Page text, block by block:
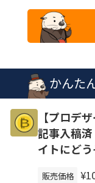
かんた
【プロデ
記事入稿
イトにどう
販売価格